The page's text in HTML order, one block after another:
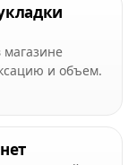
магазине
и объем.